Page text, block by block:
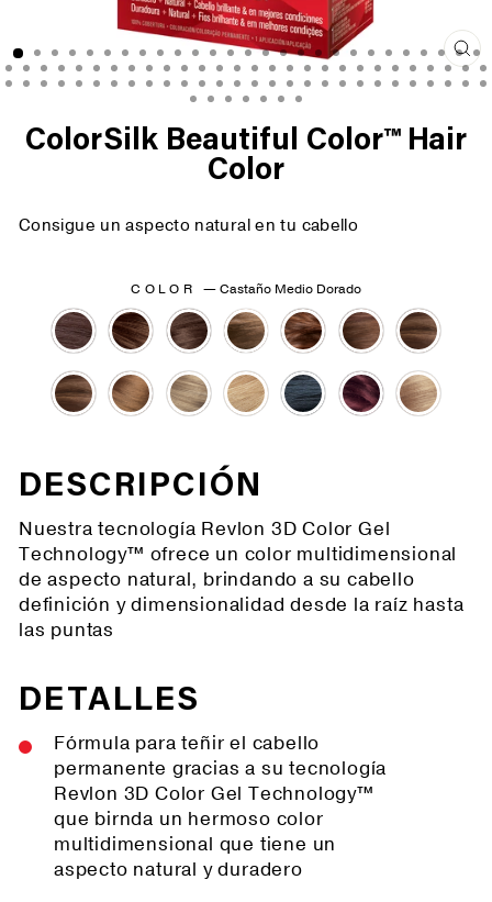
ColorSilk Beautiful Color™ Hair
Color
Consigue un aspecto natural en tu cabello
COLOR —Castaño Medio Dorado
DESCRIPCIÓN
Nuestra tecnología Revlon 3D Color Gel
Technology™ ofrece un color multidimensional
de aspecto natural, brindando a su cabello
definición y dimensionalidad desde la raíz hasta
las puntas
DETALLES
Fórmula para teñir el cabello
permanente gracias a su tecnología
Revlon 3D Color Gel Technology™
que birnda un hermoso color
multidimensional que tiene un
aspecto natural y duradero